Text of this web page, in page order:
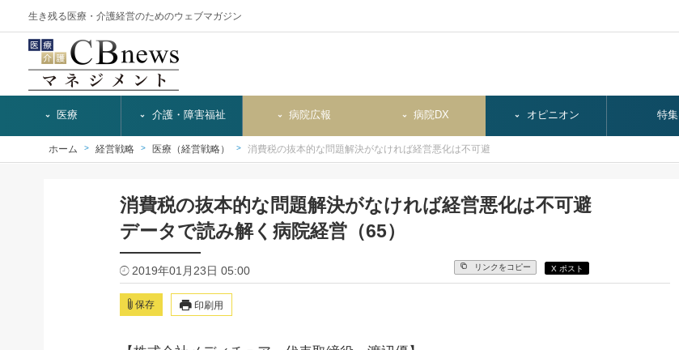
生き残る医療・介護経営のためのウェブマガジン
医療 介護・障害福祉 病院広報 病院DX オピニオン 特集
ホーム 経営戦略 医療（経営戦略） 消費税の抜本的な問題解決がなければ経営悪化は不可避
消費税の抜本的な問題解決がなければ経営悪化は不可避
データで読み解く病院経営（65）
2019年01月23日 05:00 リンクをコピー X ポスト
保存 印刷用